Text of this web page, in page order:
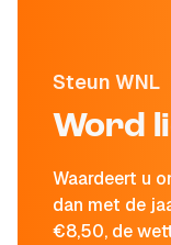
Steun WNL
Word
Waardeert u
dan met de
€8,50, de